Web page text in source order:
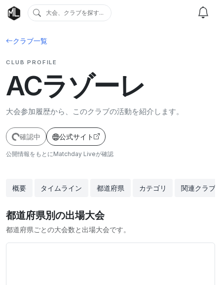
大会、クラブを探す...
クラブ一覧
CLUB PROFILE
ACラゾーレ
大会参加履歴から、このクラブの活動を紹介します。
確認中 公式サイト
公開情報をもとにMatchday Liveが確認
概要 タイムライン 都道府県 カテゴリ 関連クラブ
都道府県別の出場大会
都道府県ごとの大会数と出場大会です。